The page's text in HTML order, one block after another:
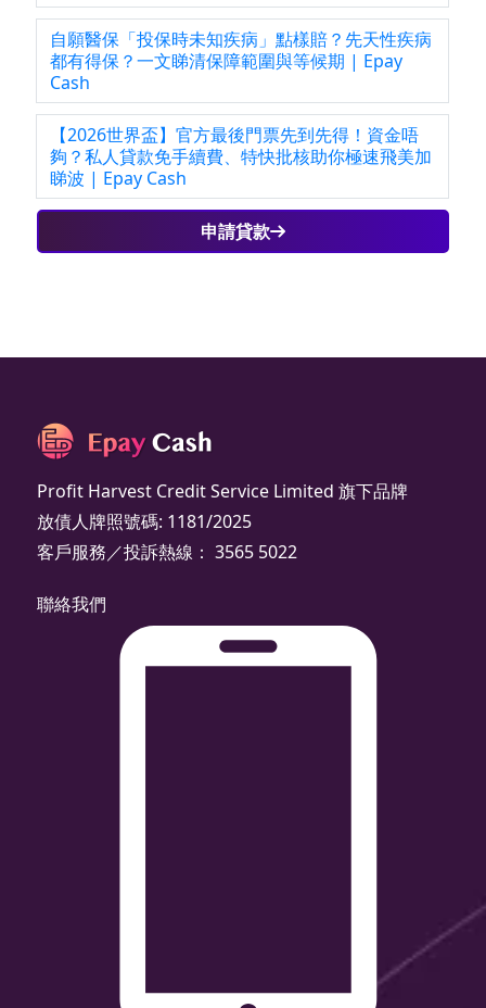
自願醫保「投保時未知疾病」點樣賠？先天性疾病
都有得保？一文睇清保障範圍與等候期 | Epay
Cash
【2026世界盃】官方最後門票先到先得！資金唔
夠？私人貸款免手續費、特快批核助你極速飛美加
睇波 | Epay Cash
申請貸款
Profit Harvest Credit Service Limited 旗下品牌
放債人牌照號碼: 1181/2025
客戶服務／投訴熱線： 3565 5022
聯絡我們